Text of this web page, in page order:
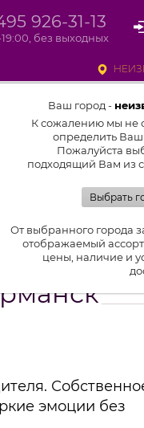
926-31-13
без выходных
Ваш город -
К сожалению мы не
определить Ваш
Пожалуйста
подходящий Вам из
Выбрать
От выбранного города
отображаемый
цены, наличие и
эмоции без